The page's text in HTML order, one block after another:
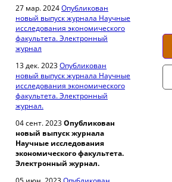
27 мар. 2024Опубликован
новый выпуск журнала Научные
исследования экономического
факультета. Электронный
журнал
13 дек. 2023Опубликован
новый выпуск журнала Научные
исследования экономического
факультета. Электронный
журнал.
04 сент. 2023Опубликован
новый выпуск журнала
Научные исследования
экономического факультета.
Электронный журнал.